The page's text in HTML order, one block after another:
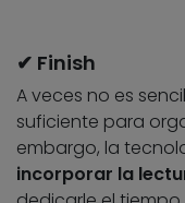
✔ Finish
A veces no es
suficiente para
embargo, la
incorporar la